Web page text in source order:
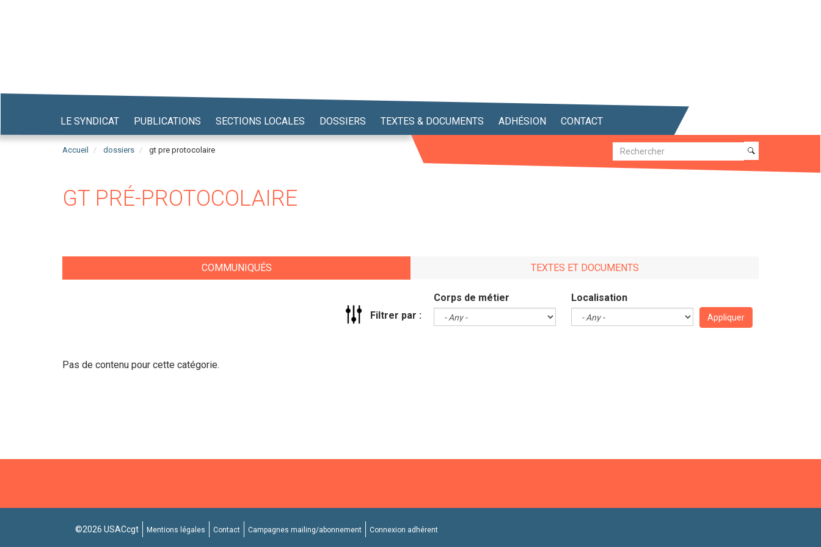
LE SYNDICAT PUBLICATIONS SECTIONS LOCALES DOSSIERS TEXTES & DOCUMENTS ADHÉSION CONTACT
Accueil dossiers gt pre protocolaire Recherche
Recherche
GT PRÉ-PROTOCOLAIRE
COMMUNIQUÉS TEXTES ET DOCUMENTS
Filtrer par :
Corps de métier Localisation
Appliquer
Pas de contenu pour cette catégorie.
©2026 USACcgt Mentions légales Contact Campagnes mailing/abonnement Connexion adhérent